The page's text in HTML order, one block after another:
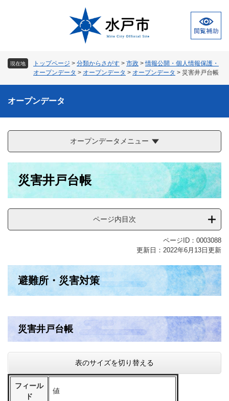
現在地 トップページ > 分類からさがす > 市政 >情報公開・個人情報保護・
オープンデータ > オープンデータ > オープンデータ > 災害井戸台帳
オープンデータ
オープンデータメニュー
災害井戸台帳
ページ内目次
ページID：0003088
更新日：2022年6月13日更新
避難所・災害対策
災害井戸台帳
表のサイズを切り替える
フィール
ド
値